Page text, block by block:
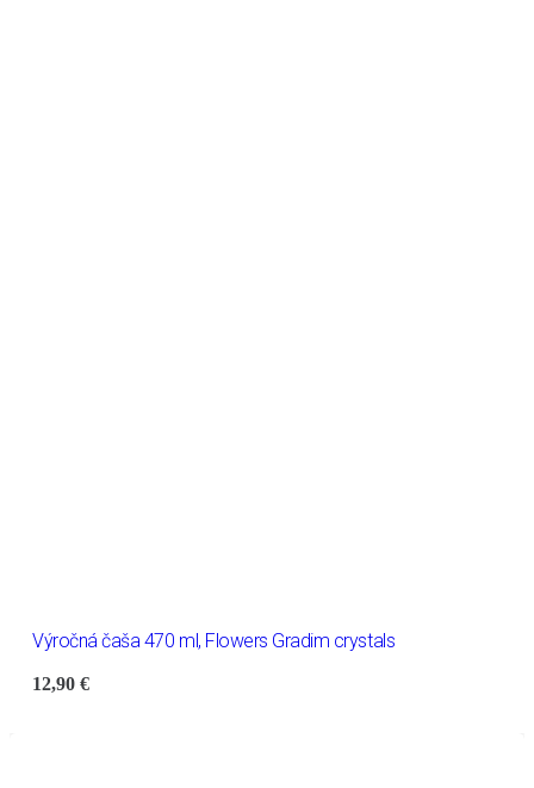
Výročná čaša 470 ml, Flowers Gradim crystals
12,90€